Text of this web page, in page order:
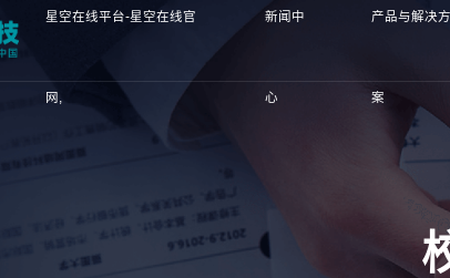
星空在线平台-星空在线官
网,
新闻中
心
产品与解决方
案